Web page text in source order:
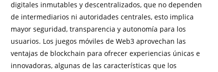
digitales inmutables y descentralizados, que no dependen
de intermediarios ni autoridades centrales, esto implica
mayor seguridad, transparencia y autonomía para los
usuarios. Los juegos móviles de Web3 aprovechan las
ventajas de blockchain para ofrecer experiencias únicas e
innovadoras, algunas de las características que los